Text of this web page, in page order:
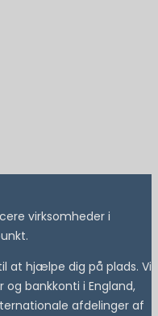
virksomheder i
at hjælpe dig på plads. Vi
bankkonti i England,
afdelinger af